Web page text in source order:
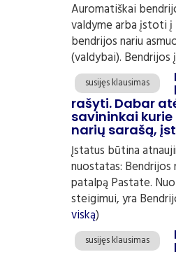
Auromatiškai
valdyme arba įstoti į
bendrijos nariu
(valdybai).
susijęs klausimas
rašyti. Dabar
savininkai
narių sarašą,
Įstatus būtina
nuostatas:
patalpą Pastate.
steigimui, yra
viską)
susijęs klausimas